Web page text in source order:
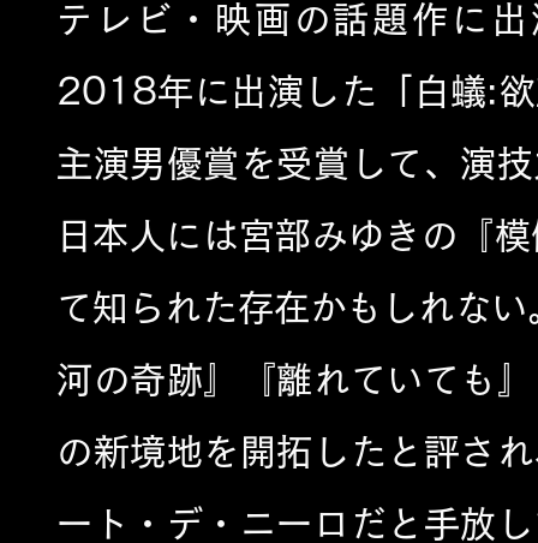
テレビ・映画の話題作に
2018年に出演した「白蟻:
主演男優賞を受賞して、演
日本人には宮部みゆきの『
て知られた存在かもしれな
河の奇跡』『離れていても
の新境地を開拓したと評さ
ート・デ・ニーロだと手放